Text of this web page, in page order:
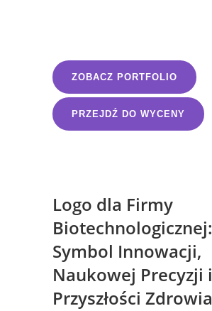
ZOBACZ PORTFOLIO
PRZEJDŹ DO WYCENY
Logo dla Firmy
Biotechnologicznej:
Symbol Innowacji,
Naukowej Precyzji i
Przyszłości Zdrowia